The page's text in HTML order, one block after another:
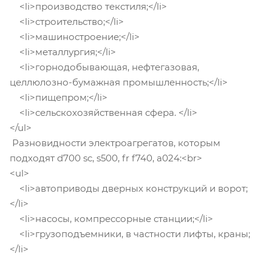
<li>производство текстиля;</li>
<li>строительство;</li>
<li>машиностроение;</li>
<li>металлургия;</li>
<li>горнодобывающая, нефтегазовая,
целлюлозно-бумажная промышленность;</li>
<li>пищепром;</li>
<li>сельскохозяйственная сфера. </li>
</ul>
Разновидности электроагрегатов, которым
подходят d700 sc, s500, fr f740, a024:<br>
<ul>
<li>автоприводы дверных конструкций и ворот;
</li>
<li>насосы, компрессорные станции;</li>
<li>грузоподъемники, в частности лифты, краны;
</li>